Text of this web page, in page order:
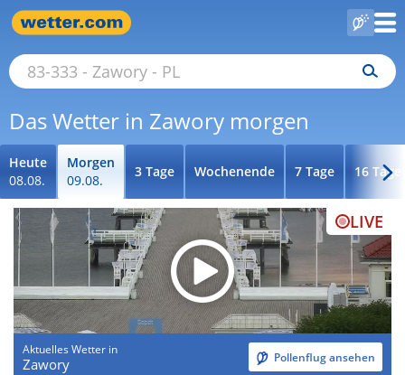
Das Wetter in Zawory morgen
Heute
08.08.
Morgen
09.08.
3 Tage Wochenende 7 Tage 16 Tage
LIVE
Aktuelles Wetter in
Zawory Pollenflug ansehen